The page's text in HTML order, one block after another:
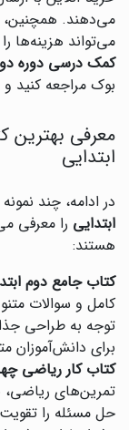
می‌دهند.
می‌تواند هزینه‌ها
کمک درسی دوره
بوک مراجعه کنید
معرفی
ابتدایی
در ادامه، چند نمونه
ابتدایی را معرفی
هستند:
کتاب جامع دوم
کامل و سوالات
توجه به طراحی
برای
کتاب کار ریاضی
تمرین‌های ریاضی،
حل مسئله را